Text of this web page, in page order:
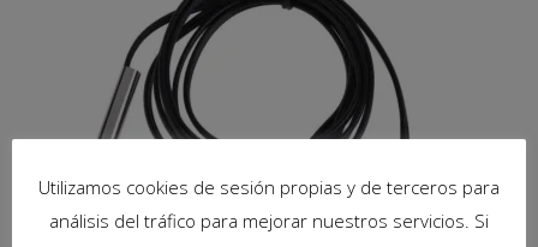
SENSOR DE TEMPERATURA SONDA NTC 10 K 1% 3950
Utilizamos cookies de sesión propias y de terceros para
análisis del tráfico para mejorar nuestros servicios. Si